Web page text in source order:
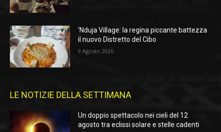
‘Nduja Village: la regina piccante battezza
il nuovo Distretto del Cibo
9 Agosto 2026
LE NOTIZIE DELLA SETTIMANA
Un doppio spettacolo nei cieli del 12
agosto tra eclissi solare e stelle cadenti